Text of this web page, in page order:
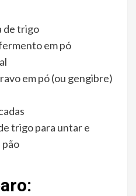
de trigo
em pó
em pó (ou gengibre)
trigo para untar e